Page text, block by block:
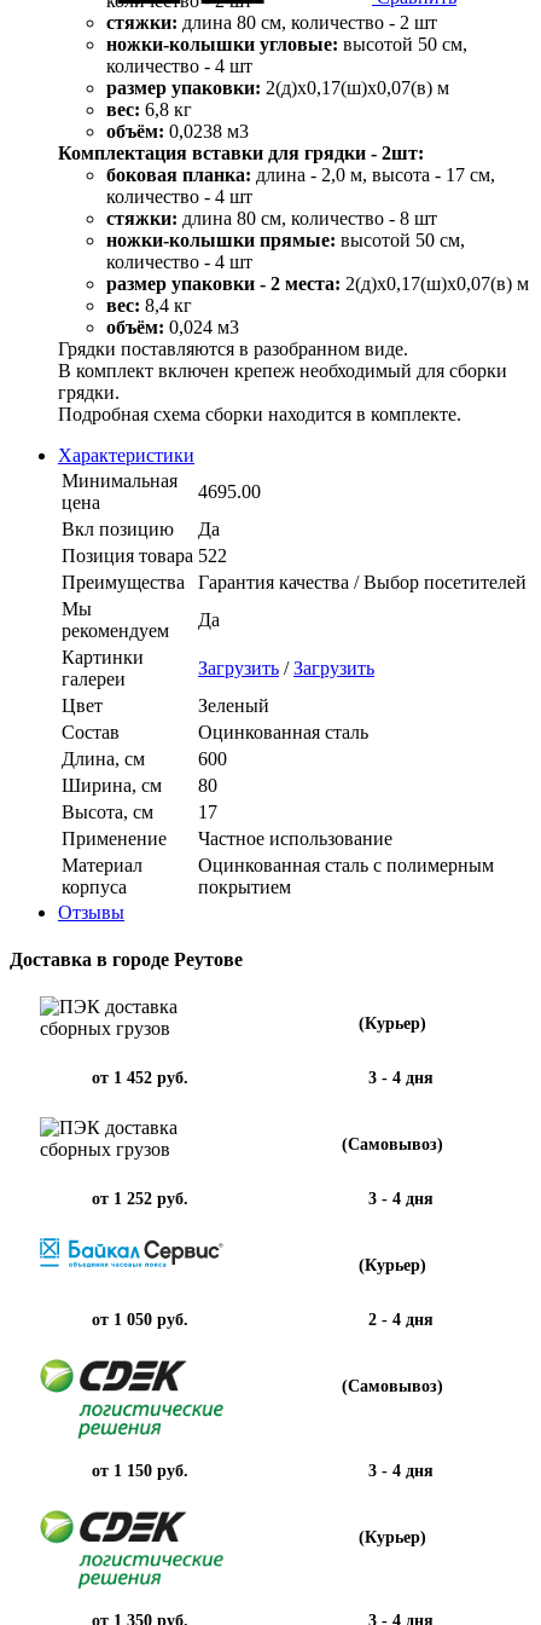
стяжки: длина 80 см, количество - 2 шт
ножки-колышки угловые: высотой 50 см,
количество - 4 шт
размер упаковки: 2(д)х0,17(ш)х0,07(в) м
вес: 6,8 кг
объём: 0,0238 м3
Комплектация вставки для грядки - 2шт:
боковая планка: длина - 2,0 м, высота - 17 см,
количество - 4 шт
стяжки: длина 80 см, количество - 8 шт
ножки-колышки прямые: высотой 50 см,
количество - 4 шт
размер упаковки - 2 места: 2(д)х0,17(ш)х0,07(в) м
вес: 8,4 кг
объём: 0,024 м3
Грядки поставляются в разобранном виде.
В комплект включен крепеж необходимый для сборки
грядки.
Подробная схема сборки находится в комплекте.
Характеристики
Минимальная
цена
4695.00
Вкл позицию
Да
Позиция товара 522
Преимущества
Гарантия качества / Выбор посетителей
Мы
рекомендуем
Да
Картинки
галереи
Загрузить /Загрузить
Цвет
Зеленый
Состав
Оцинкованная сталь
Длина, см
600
Ширина, см
80
Высота, см
17
Применение
Частное использование
Материал
корпуса
Оцинкованная сталь с полимерным
покрытием
Отзывы
Доставка в городе Реутове
(Курьер)
от 1 452 руб. 3 - 4 дня
(Самовывоз)
от 1 252 руб. 3 - 4 дня
(Курьер)
от 1 050 руб. 2 - 4 дня
(Самовывоз)
от 1 150 руб. 3 - 4 дня
(Курьер)
от 1 350 руб. 3 - 4 дня